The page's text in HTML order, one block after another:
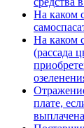
На каком
На каком
(рассада
плате,
выплачена